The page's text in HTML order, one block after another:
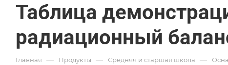
Таблица
радиационный
Главная — Продукты — Средняя и старшая школа —